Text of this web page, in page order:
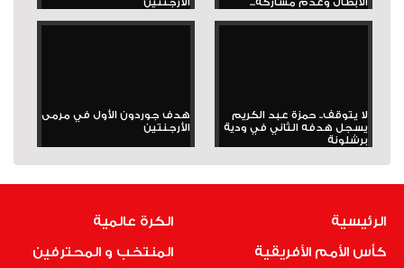
الأبطال وعدم مشاركة...
الأرجنتين
لا يتوقف.. حمزة عبد الكريم
يسجل هدفه الثاني في ودية
برشلونة
هدف جوردون الأول في مرمى
الأرجنتين
الرئيسية
كأس الأمم الأفريقية
الكرة عالمية
المنتخب و المحترفين